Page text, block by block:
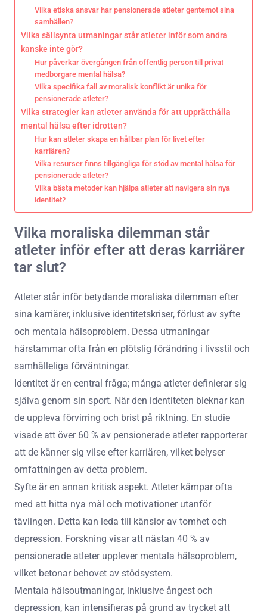
Vilka etiska ansvar har pensionerade atleter gentemot sina
samhällen?
Vilka sällsynta utmaningar står atleter inför som andra
kanske inte gör?
Hur påverkar övergången från offentlig person till privat
medborgare mental hälsa?
Vilka specifika fall av moralisk konflikt är unika för
pensionerade atleter?
Vilka strategier kan atleter använda för att upprätthålla
mental hälsa efter idrotten?
Hur kan atleter skapa en hållbar plan för livet efter
karriären?
Vilka resurser finns tillgängliga för stöd av mental hälsa för
pensionerade atleter?
Vilka bästa metoder kan hjälpa atleter att navigera sin nya
identitet?
Vilka moraliska dilemman står
atleter inför efter att deras karriärer
tar slut?
Atleter står inför betydande moraliska dilemman efter
sina karriärer, inklusive identitetskriser, förlust av syfte
och mentala hälsoproblem. Dessa utmaningar
härstammar ofta från en plötslig förändring i livsstil och
samhälleliga förväntningar.
Identitet är en central fråga; många atleter definierar sig
själva genom sin sport. När den identiteten bleknar kan
de uppleva förvirring och brist på riktning. En studie
visade att över 60 % av pensionerade atleter rapporterar
att de känner sig vilse efter karriären, vilket belyser
omfattningen av detta problem.
Syfte är en annan kritisk aspekt. Atleter kämpar ofta
med att hitta nya mål och motivationer utanför
tävlingen. Detta kan leda till känslor av tomhet och
depression. Forskning visar att nästan 40 % av
pensionerade atleter upplever mentala hälsoproblem,
vilket betonar behovet av stödsystem.
Mentala hälsoutmaningar, inklusive ångest och
depression, kan intensifieras på grund av trycket att